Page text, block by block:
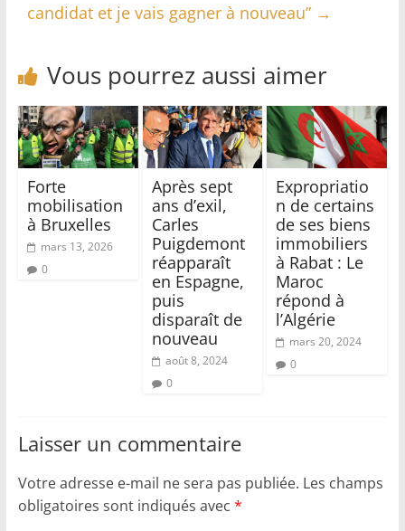
candidat et je vais gagner à nouveau” →
Vous pourrez aussi aimer
Forte
mobilisation
à Bruxelles
mars 13, 2026
0
Après sept
ans d’exil,
Carles
Puigdemont
réapparaît
en Espagne,
puis
disparaît de
nouveau
août 8, 2024
0
Expropriatio
n de certains
de ses biens
immobiliers
à Rabat : Le
Maroc
répond à
l’Algérie
mars 20, 2024
0
Laisser un commentaire
Votre adresse e-mail ne sera pas publiée. Les champs
obligatoires sont indiqués avec *